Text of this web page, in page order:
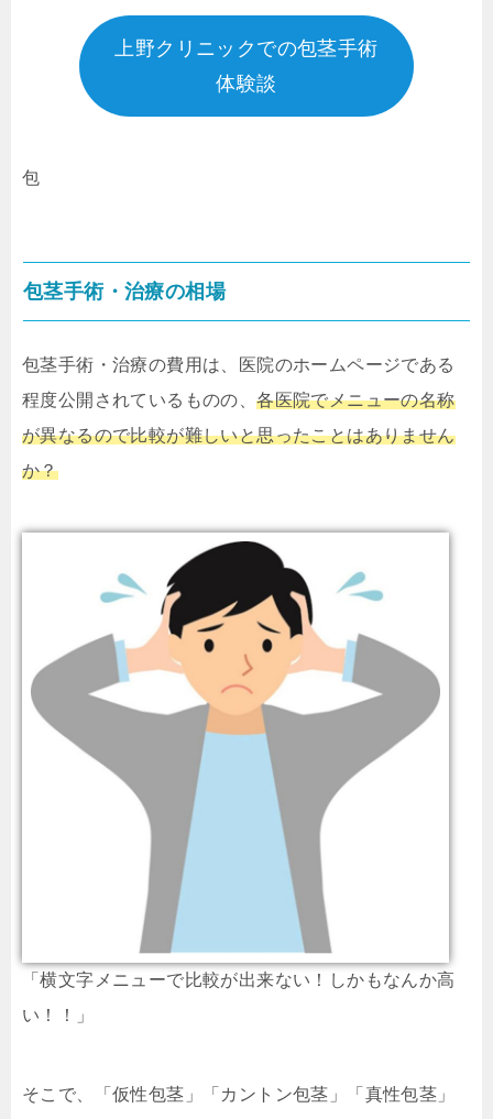
上野クリニックでの包茎手術
体験談
包
包茎手術・治療の相場
包茎手術・治療の費用は、医院のホームページである
程度公開されているものの、各医院でメニューの名称
が異なるので比較が難しいと思ったことはありません
か？
「横文字メニューで比較が出来ない！しかもなんか高
い！！」
そこで、「仮性包茎」「カントン包茎」「真性包茎」